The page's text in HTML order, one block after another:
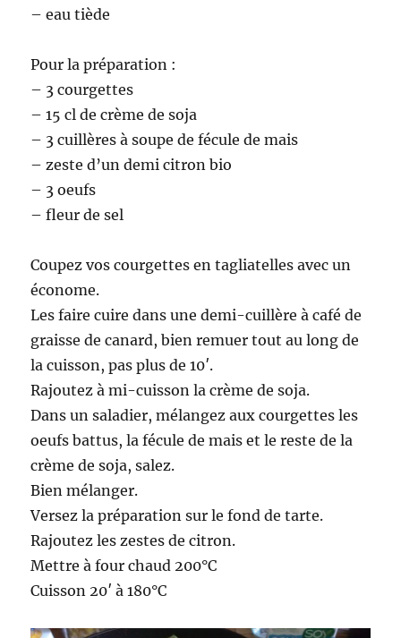
– eau tiède
Pour la préparation :
– 3 courgettes
– 15 cl de crème de soja
– 3 cuillères à soupe de fécule de mais
– zeste d’un demi citron bio
– 3 oeufs
– fleur de sel
Coupez vos courgettes en tagliatelles avec un
économe.
Les faire cuire dans une demi-cuillère à café de
graisse de canard, bien remuer tout au long de
la cuisson, pas plus de 10′.
Rajoutez à mi-cuisson la crème de soja.
Dans un saladier, mélangez aux courgettes les
oeufs battus, la fécule de mais et le reste de la
crème de soja, salez.
Bien mélanger.
Versez la préparation sur le fond de tarte.
Rajoutez les zestes de citron.
Mettre à four chaud 200°C
Cuisson 20′ à 180°C